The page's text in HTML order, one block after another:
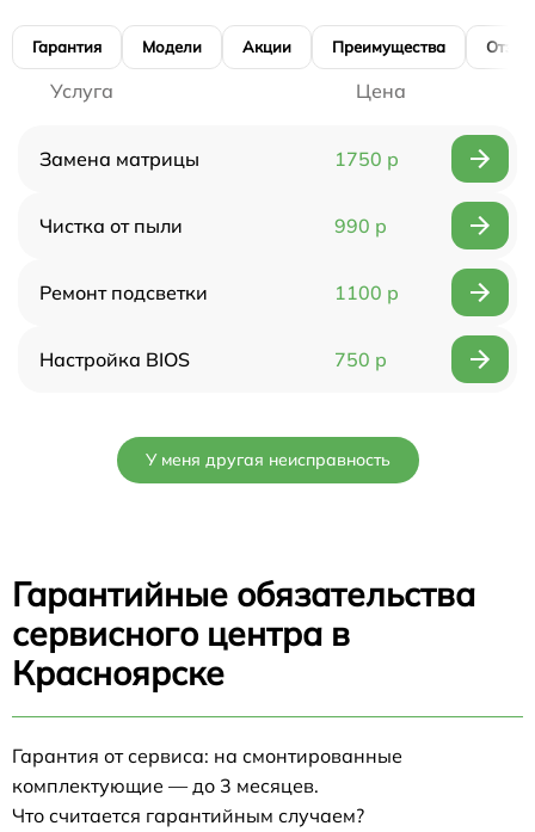
Гарантия Модели Акции Преимущества
Услуга Цена
Замена матрицы 1750 р
Чистка от пыли 990 р
Ремонт подсветки 1100 р
Настройка BIOS 750 р
У меня другая неисправность
Гарантийные обязательства
сервисного центра в
Красноярске
Гарантия от сервиса: на смонтированные
комплектующие — до 3 месяцев.
Что считается гарантийным случаем?